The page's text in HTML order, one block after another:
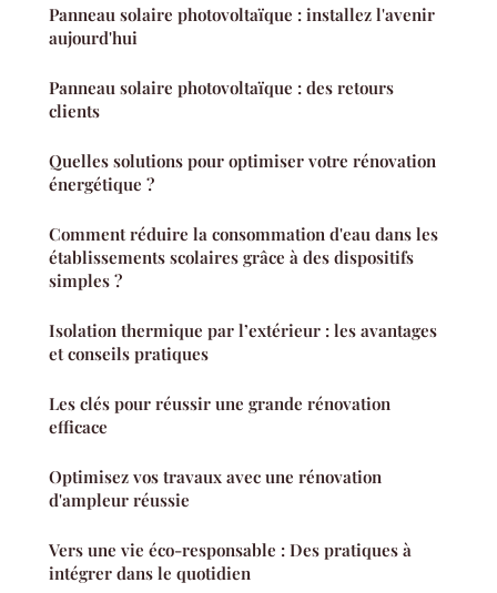
Panneau solaire photovoltaïque : installez l'avenir
aujourd'hui
Panneau solaire photovoltaïque : des retours
clients
Quelles solutions pour optimiser votre rénovation
énergétique ?
Comment réduire la consommation d'eau dans les
établissements scolaires grâce à des dispositifs
simples ?
Isolation thermique par l’extérieur : les avantages
et conseils pratiques
Les clés pour réussir une grande rénovation
efficace
Optimisez vos travaux avec une rénovation
d'ampleur réussie
Vers une vie éco-responsable : Des pratiques à
intégrer dans le quotidien